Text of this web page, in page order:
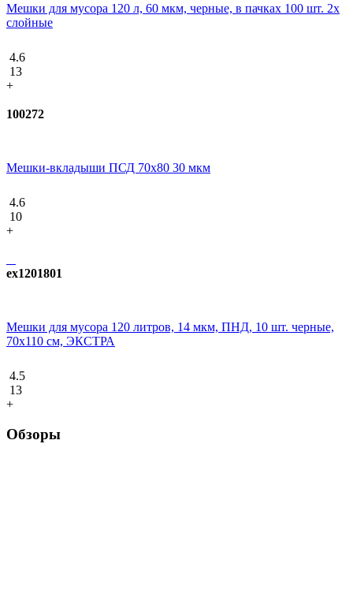
Мешки для мусора 120 л, 60 мкм, черные, в пачках 100 шт. 2х
слойные
4.6
13
+
100272
Мешки-вкладыши ПСД 70x80 30 мкм
4.6
10
+
ex1201801
Мешки для мусора 120 литров, 14 мкм, ПНД, 10 шт. черные,
70х110 см, ЭКСТРА
4.5
13
+
Обзоры